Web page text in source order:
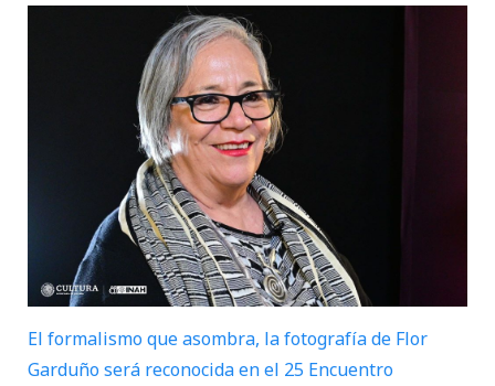
El formalismo que asombra, la fotografía de Flor
Garduño será reconocida en el 25 Encuentro